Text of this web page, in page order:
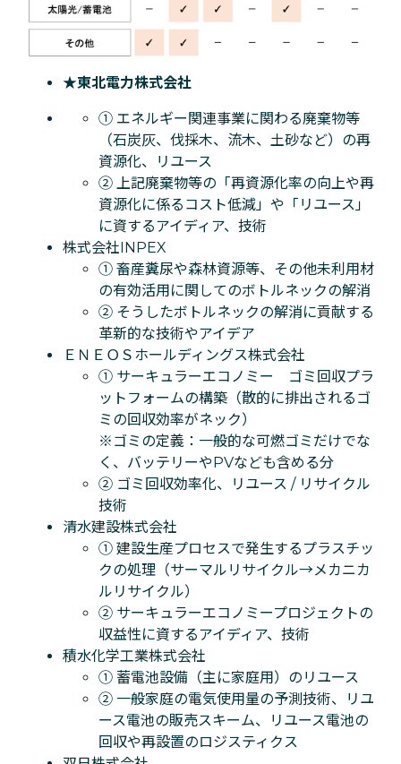
★東北電力株式会社
① エネルギー関連事業に関わる廃棄物等
（石炭灰、伐採木、流木、土砂など）の再
資源化、リユース
② 上記廃棄物等の「再資源化率の向上や再
資源化に係るコスト低減」や「リユース」
に資するアイディア、技術
株式会社INPEX
① 畜産糞尿や森林資源等、その他未利用材
の有効活用に関してのボトルネックの解消
② そうしたボトルネックの解消に貢献する
革新的な技術やアイデア
ＥＮＥＯＳホールディングス株式会社
① サーキュラーエコノミー ゴミ回収プラ
ットフォームの構築（散的に排出されるゴ
ミの回収効率がネック）
※ゴミの定義：一般的な可燃ゴミだけでな
く、バッテリーやPVなども含める分
② ゴミ回収効率化、リユース / リサイクル
技術
清水建設株式会社
① 建設生産プロセスで発生するプラスチッ
クの処理（サーマルリサイクル→メカニカ
ルリサイクル）
② サーキュラーエコノミープロジェクトの
収益性に資するアイディア、技術
積水化学工業株式会社
① 蓄電池設備（主に家庭用）のリユース
② 一般家庭の電気使用量の予測技術、リユ
ース電池の販売スキーム、リユース電池の
回収や再設置のロジスティクス